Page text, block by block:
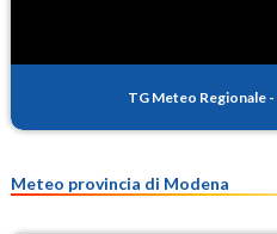
TG Meteo Regionale -
Meteo provincia di Modena